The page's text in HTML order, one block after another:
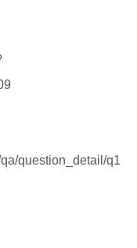
question_detail/q1